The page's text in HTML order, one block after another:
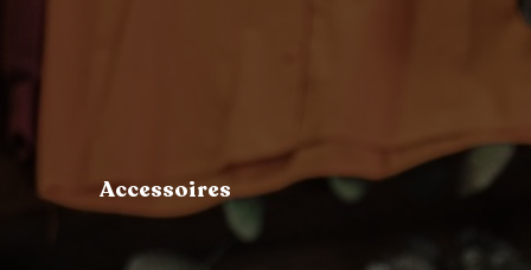
Accessoires